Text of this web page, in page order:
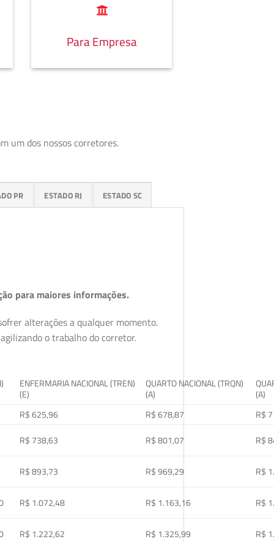
Para Empresa
um dos nossos corretores.
PR ESTADO RJ ESTADO SC
para maiores informações.
alterações a qualquer momento.
o trabalho do corretor.
ENFERMARIA NACIONAL (TREN)
(E)
QUARTO NACIONAL (TRQN)
(A)
(A)
R$ 625,96
R$ 678,87
R$
R$ 738,63
R$ 801,07 R$
R$ 893,73 R$ 969,29 R$
R$ 1.072,48 R$ 1.163,16 R$
R$ 1.222,62 R$ 1.325,99 R$